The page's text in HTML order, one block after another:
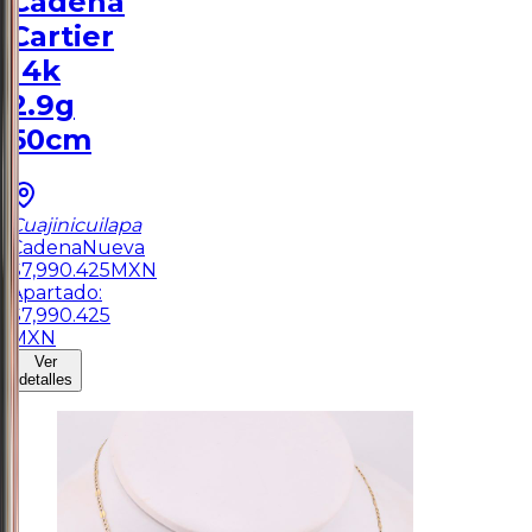
Cartier
14k
2.9g
50cm
Cuajinicuilapa
Cadena Nueva
$7,990.425 MXN
Apartado:
$7,990.425
MXN
Ver
detalles